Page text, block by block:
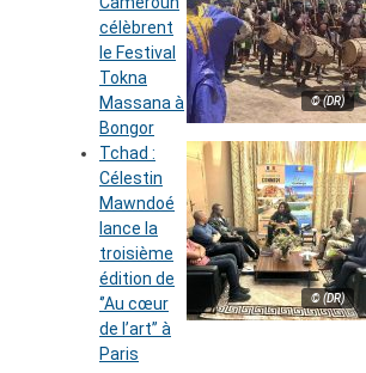
© (DR)
célèbrent
le Festival
Tokna
Massana à
Bongor
© (DR)
Tchad :
Célestin
Mawndoé
lance la
troisième
édition de
‘’Au cœur
de l’art’’ à
Paris